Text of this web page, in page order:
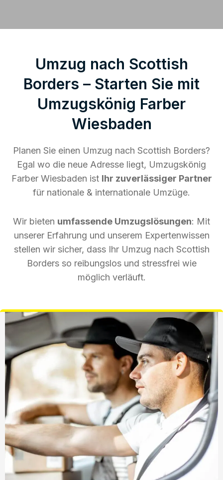
Umzug nach Scottish
Borders – Starten Sie mit
Umzugskönig Farber
Wiesbaden
Planen Sie einen Umzug nach Scottish Borders?
Egal wo die neue Adresse liegt, Umzugskönig
Farber Wiesbaden ist Ihr zuverlässiger Partner
für nationale & internationale Umzüge.
Wir bieten umfassende Umzugslösungen: Mit
unserer Erfahrung und unserem Expertenwissen
stellen wir sicher, dass Ihr Umzug nach Scottish
Borders so reibungslos und stressfrei wie
möglich verläuft.